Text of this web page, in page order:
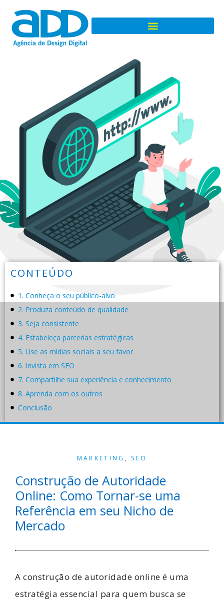
CONTEÚDO
1. Conheça o seu público-alvo
2. Produza conteúdo de qualidade
3. Seja consistente
4. Estabeleça parcerias estratégicas
5. Use as mídias sociais a seu favor
6. Invista em SEO
7. Compartilhe sua experiência e conhecimento
8. Aprenda com os outros
Conclusão
MARKETING , SEO
Construção de Autoridade
Online: Como Tornar-se uma
Referência em seu Nicho de
Mercado
A construção de autoridade online é uma
estratégia essencial para quem busca se